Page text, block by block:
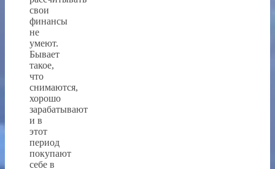
свои
финансы
не
умеют.
Бывает
такое,
что
снимаются,
хорошо
зарабатывают
и в
этот
период
покупают
себе в